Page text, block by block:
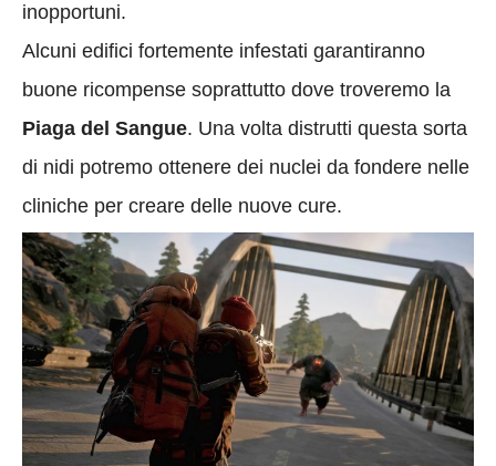
inopportuni.
Alcuni edifici fortemente infestati garantiranno
buone ricompense soprattutto dove troveremo la
Piaga del Sangue. Una volta distrutti questa sorta
di nidi potremo ottenere dei nuclei da fondere nelle
cliniche per creare delle nuove cure.